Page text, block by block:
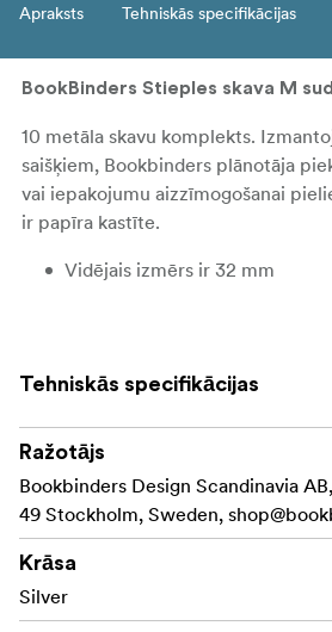
Apraksts Tehniskās specifikācijas
BookBinders Stieples skava M
10 metāla skavu komplekts.
saišķiem, Bookbinders plānotāja
vai iepakojumu aizzīmogošanai
ir papīra kastīte.
Vidējais izmērs ir 32 mm
Tehniskās specifikācijas
Ražotājs
Bookbinders Design Scandinavia
49 Stockholm, Sweden,
Krāsa
Silver